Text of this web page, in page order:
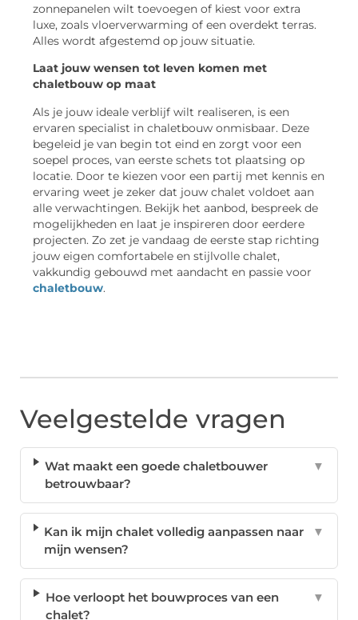
zonnepanelen wilt toevoegen of kiest voor extra
luxe, zoals vloerverwarming of een overdekt terras.
Alles wordt afgestemd op jouw situatie.
Laat jouw wensen tot leven komen met
chaletbouw op maat
Als je jouw ideale verblijf wilt realiseren, is een
ervaren specialist in chaletbouw onmisbaar. Deze
begeleid je van begin tot eind en zorgt voor een
soepel proces, van eerste schets tot plaatsing op
locatie. Door te kiezen voor een partij met kennis en
ervaring weet je zeker dat jouw chalet voldoet aan
alle verwachtingen. Bekijk het aanbod, bespreek de
mogelijkheden en laat je inspireren door eerdere
projecten. Zo zet je vandaag de eerste stap richting
jouw eigen comfortabele en stijlvolle chalet,
vakkundig gebouwd met aandacht en passie voor
chaletbouw.
Veelgestelde vragen
Wat maakt een goede chaletbouwer
betrouwbaar?
▼
Kan ik mijn chalet volledig aanpassen naar
mijn wensen?
▼
Hoe verloopt het bouwproces van een
chalet?
▼